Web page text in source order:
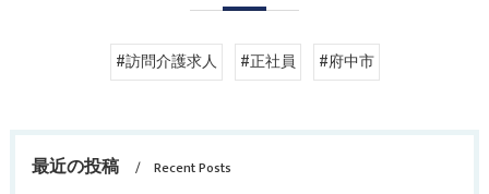
#訪問介護求人 #正社員 #府中市
最近の投稿 Recent Posts